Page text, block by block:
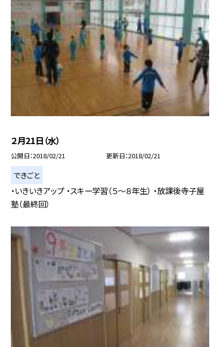
２月21日（水）
公開日 2018/02/21 更新日 2018/02/21
できごと
・いきいきアップ ・スキー学習（５〜８年生） ・放課後寺子屋
塾（最終回）